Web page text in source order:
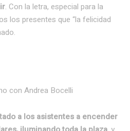
. Con la letra, especial para la
los presentes que “la felicidad
con Andrea Bocelli
a los asistentes a encender